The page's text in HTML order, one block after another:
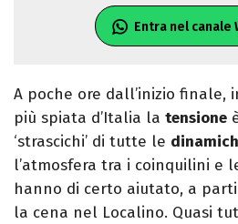
Entra nel canale
A poche ore dall’inizio finale,
più spiata d’Italia la tensione
‘strascichi’ di tutte le
l’atmosfera tra i coinquilini e
hanno di certo aiutato, a
la cena nel Localino. Quasi